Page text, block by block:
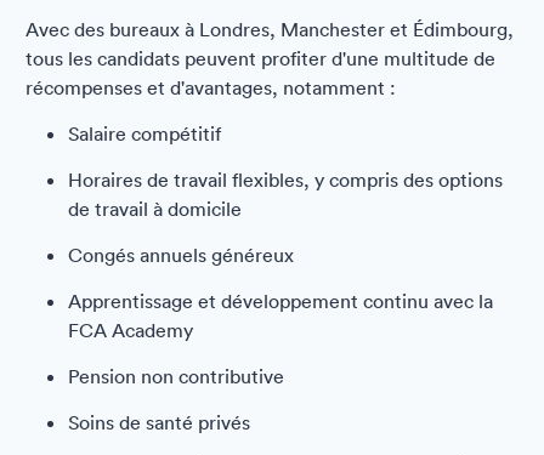
Avec des bureaux à Londres, Manchester et Édimbourg,
tous les candidats peuvent profiter d'une multitude de
récompenses et d'avantages, notamment :
Salaire compétitif
Horaires de travail flexibles, y compris des options
de travail à domicile
Congés annuels généreux
Apprentissage et développement continu avec la
FCA Academy
Pension non contributive
Soins de santé privés